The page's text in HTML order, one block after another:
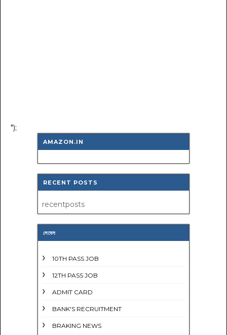
");
AMAZON.IN
RECENT POSTS
recentposts
লেবেল
10TH PASS JOB
12TH PASS JOB
ADMIT CARD
BANK'S RECRUITMENT
BRAKING NEWS